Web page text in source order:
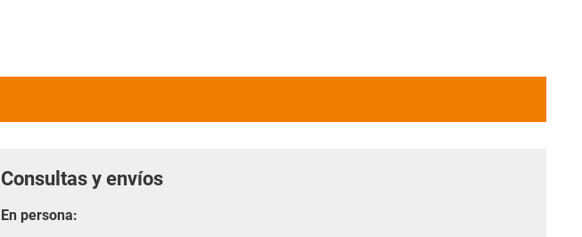
Consultas y envíos
En persona: